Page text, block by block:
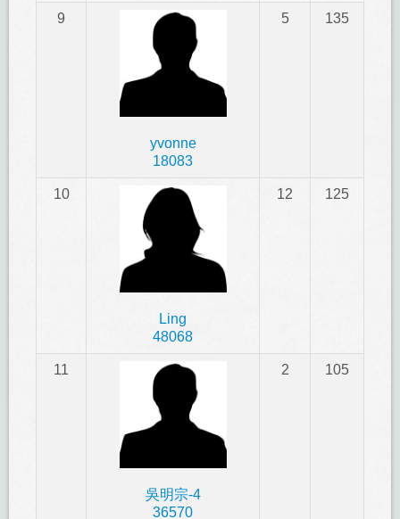
9
yvonne
18083
5 135
10
Ling
48068
12 125
11
吳明宗-4
36570
2 105